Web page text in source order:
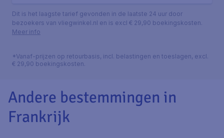
Dit is het laagste tarief gevonden in de laatste 24 uur door
bezoekers van vliegwinkel.nl en is excl € 29,90 boekingskosten.
Meer info
*Vanaf-prijzen op retourbasis, incl. belastingen en toeslagen, excl.
€ 29,90 boekingskosten.
Andere bestemmingen in
Frankrijk